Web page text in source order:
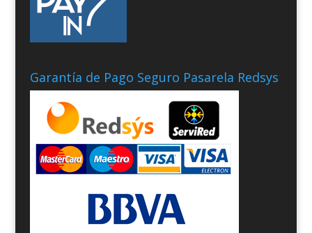
Garantía de Pago Seguro Pasarela Redsys